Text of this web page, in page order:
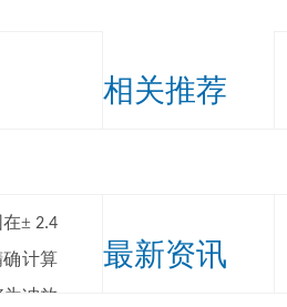
在± 2.4
计算
为冲放
相关推荐
最新资讯